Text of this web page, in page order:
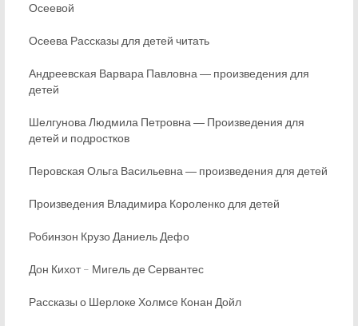
Осеевой
Осеева Рассказы для детей читать
Андреевская Варвара Павловна ― произведения для
детей
Шелгунова Людмила Петровна ― Произведения для
детей и подростков
Перовская Ольга Васильевна ― произведения для детей
Произведения Владимира Короленко для детей
Робинзон Крузо Даниель Дефо
Дон Кихот – Мигель де Сервантес
Рассказы о Шерлоке Холмсе Конан Дойл